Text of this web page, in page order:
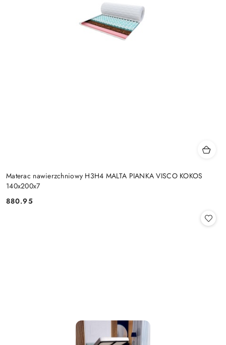
Materac nawierzchniowy H3H4 MALTA PIANKA VISCO KOKOS
140x200x7
Cena:
880.95